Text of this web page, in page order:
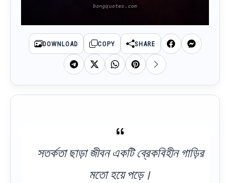
DOWNLOAD COPY SHARE
সতর্কতা ছাড়া জীবন একটি ব্রেকবিহীন গাড়ির
মতো হয়ে পড়ে।